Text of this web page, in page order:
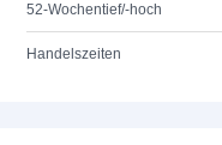
52-Wochentief/-hoch
Handelszeiten